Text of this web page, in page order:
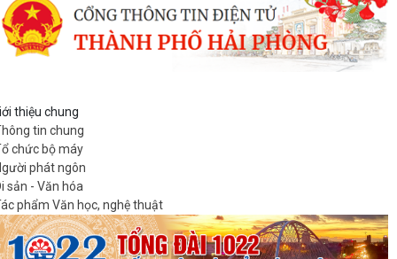
thiệu chung
tin chung
chức bộ máy
phát ngôn
sản - Văn hóa
phẩm Văn học, nghệ thuật